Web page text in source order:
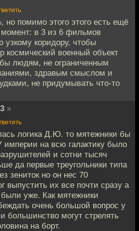
помимо этого этого есть ещё
в 3 из 6 фильмов
узкому коридору, чтобы
космический военный объект
людям, не ограниченным
здравым смыслом и
не придумывать что-то
»
логика Д.Ю. то мятежники бы
империи на всю галактику было
и сотни тысяч
да первые треугольники типа
зениток но он нес 70
выпустить их все почти сразу а
были уже. Как мятежники
очень большой вопрос у
большинство могут стрелять
на борт.